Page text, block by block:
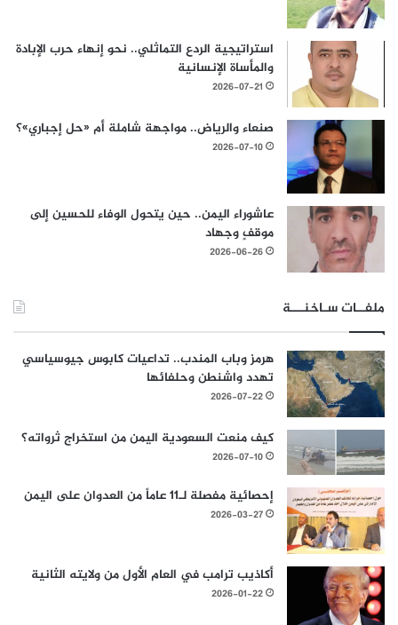
استراتيجية الردع التماثلي.. نحو إنهاء حرب الإبادة
والمأساة الإنسانية
2026-07-21
صنعاء والرياض.. مواجهة شاملة أم «حل إجباري»؟
2026-07-10
عاشوراء اليمن.. حين يتحول الوفاء للحسين إلى
موقفٍ وجهاد
2026-06-26
ملفــات سـاخنـــة
هرمز وباب المندب.. تداعيات كابوس جيوسياسي
تهدد واشنطن وحلفائها
2026-07-22
كيف منعت السعودية اليمن من استخراج ثرواته؟
2026-07-10
إحصائية مفصلة لـ11 عاماً من العدوان على اليمن
2026-03-27
أكاذيب ترامب في العام الأول من ولايته الثانية
2026-01-22